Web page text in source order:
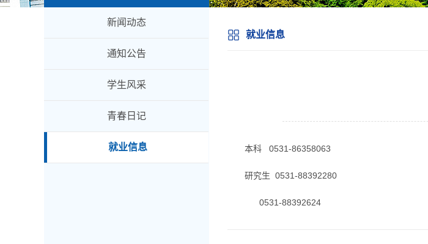
新闻动态
通知公告
学生风采
青春日记
就业信息
就业信息
本科 0531-86358063
研究生 0531-88392280
0531-88392624